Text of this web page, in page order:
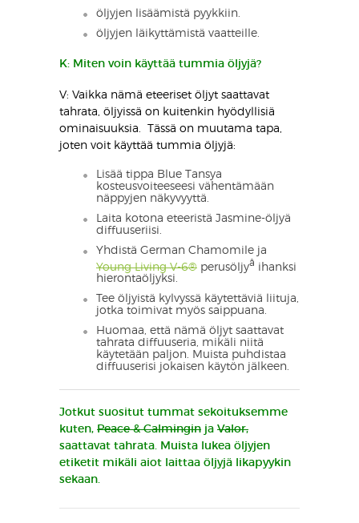
öljyjen lisäämistä pyykkiin.
öljyjen läikyttämistä vaatteille.
K: Miten voin käyttää tummia öljyjä?
V: Vaikka nämä eteeriset öljyt saattavat
tahrata, öljyissä on kuitenkin hyödyllisiä
ominaisuuksia. Tässä on muutama tapa,
joten voit käyttää tummia öljyjä:
Lisää tippa Blue Tansya
kosteusvoiteeseesi vähentämään
näppyjen näkyvyyttä.
Laita kotona eteeristä Jasmine-öljyä
diffuuseriisi.
Yhdistä German Chamomile ja
Young Living V-6® perusöljyâ ihanksi
hierontaöljyksi.
Tee öljyistä kylvyssä käytettäviä liituja,
jotka toimivat myös saippuana.
Huomaa, että nämä öljyt saattavat
tahrata diffuuseria, mikäli niitä
käytetään paljon. Muista puhdistaa
diffuuserisi jokaisen käytön jälkeen.
Jotkut suositut tummat sekoituksemme
kuten, Peace & Calmingin ja Valor,
saattavat tahrata. Muista lukea öljyjen
etiketit mikäli aiot laittaa öljyjä likapyykin
sekaan.